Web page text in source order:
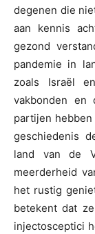
degenen die
aan kennis
gezond
pandemie in
zoals Israël
vakbonden en
partijen
geschiedenis
land van de
meerderheid
het rustig
betekent dat
injectosceptici